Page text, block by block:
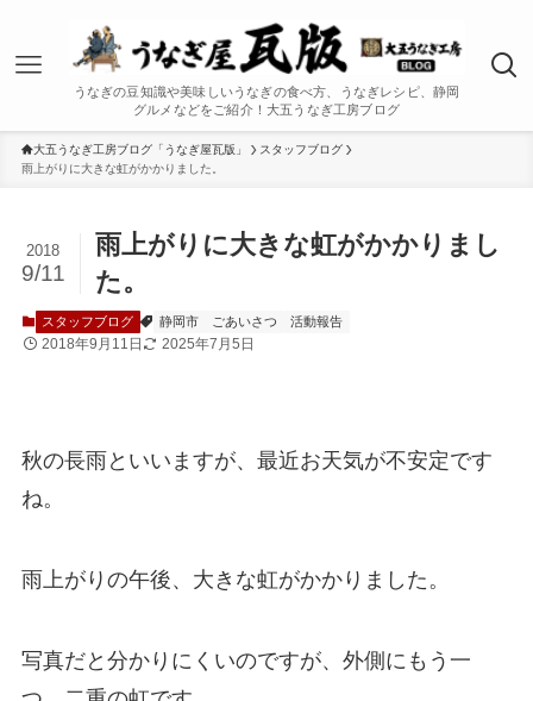
うなぎの豆知識や美味しいうなぎの食べ方、うなぎレシピ、静岡
グルメなどをご紹介！大五うなぎ工房ブログ
大五うなぎ工房ブログ「うなぎ屋瓦版」
スタッフブログ
雨上がりに大きな虹がかかりました。
雨上がりに大きな虹がかかりまし
た。
2018
9/11
スタッフブログ 静岡市 ごあいさつ 活動報告
2018年9月11日 2025年7月5日
秋の長雨といいますが、最近お天気が不安定です
ね。
雨上がりの午後、大きな虹がかかりました。
写真だと分かりにくいのですが、外側にもう一